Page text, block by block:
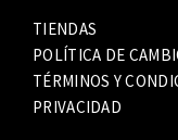
TIENDAS
POLÍTICA DE
TÉRMINOS Y
PRIVACIDAD